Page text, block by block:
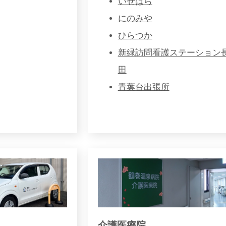
にのみや
ひらつか
新緑訪問看護ステーション
田
青葉台出張所